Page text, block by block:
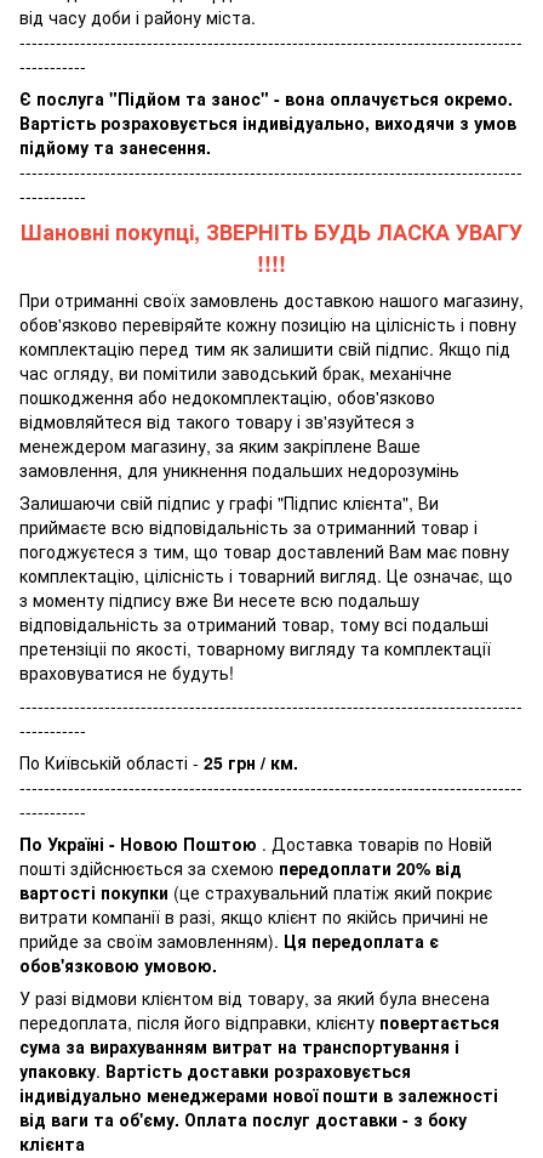
від часу доби і району міста.
-----------------------------------------------------------------------------------
-----------
Є послуга "Підйом та занос" - вона оплачується окремо.
Вартість розраховується індивідуально, виходячи з умов
підйому та занесення.
-----------------------------------------------------------------------------------
-----------
Шановні покупці, ЗВЕРНІТЬ БУДЬ ЛАСКА УВАГУ
!!!!
При отриманні своїх замовлень доставкою нашого магазину,
обов'язково перевіряйте кожну позицію на цілісність і повну
комплектацію перед тим як залишити свій підпис. Якщо під
час огляду, ви помітили заводський брак, механічне
пошкодження або недокомплектацію, обов'язково
відмовляйтеся від такого товару і зв'язуйтеся з
менеждером магазину, за яким закріплене Ваше
замовлення, для уникнення подальших недорозумінь
Залишаючи свій підпис у графі "Підпис клієнта", Ви
приймаєте всю відповідальність за отриманний товар і
погоджуєтеся з тим, що товар доставлений Вам має повну
комплектацію, цілісність і товарний вигляд. Це означає, що
з моменту підпису вже Ви несете всю подальшу
відповідальність за отриманий товар, тому всі подальші
претензіціі по якості, товарному вигляду та комплектації
враховуватися не будуть!
-----------------------------------------------------------------------------------
-----------
По Київській області - 25 грн / км.
-----------------------------------------------------------------------------------
-----------
По Україні - Новою Поштою . Доставка товарів по Новій
пошті здійснюється за схемою передоплати 20% від
вартості покупки (це страхувальний платіж який покриє
витрати компанії в разі, якщо клієнт по якійсь причині не
прийде за своїм замовленням). Ця передоплата є
обов'язковою умовою.
У разі відмови клієнтом від товару, за який була внесена
передоплата, після його відправки, клієнту повертається
сума за вирахуванням витрат на транспортування і
упаковку. Вартість доставки розраховується
індивідуально менеджерами нової пошти в залежності
від ваги та об'єму. Оплата послуг доставки - з боку
клієнта